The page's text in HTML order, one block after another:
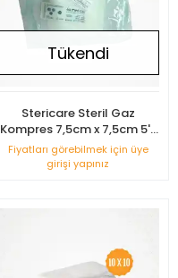
Tükendi
Stericare Steril Gaz
Kompres 7,5cm x 7,5cm 5'li
Zarf - 1 Zarf(Adet)
Fiyatları görebilmek için üye
girişi yapınız